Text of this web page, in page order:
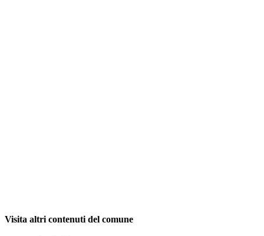
Visita altri contenuti del comune